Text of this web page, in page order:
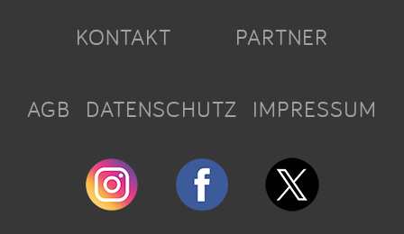
KONTAKT PARTNER
AGB DATENSCHUTZ IMPRESSUM